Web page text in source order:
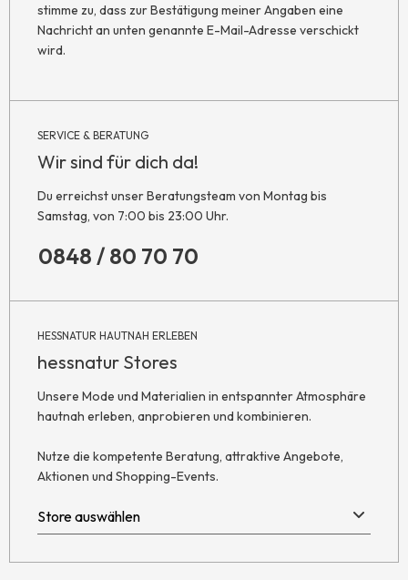
stimme zu, dass zur Bestätigung meiner Angaben eine
Nachricht an unten genannte E-Mail-Adresse verschickt
wird.
SERVICE & BERATUNG
Wir sind für dich da!
Du erreichst unser Beratungsteam von Montag bis
Samstag, von 7:00 bis 23:00 Uhr.
0848 / 80 70 70
HESSNATUR HAUTNAH ERLEBEN
hessnatur Stores
Unsere Mode und Materialien in entspannter Atmosphäre
hautnah erleben, anprobieren und kombinieren.
Nutze die kompetente Beratung, attraktive Angebote,
Aktionen und Shopping-Events.